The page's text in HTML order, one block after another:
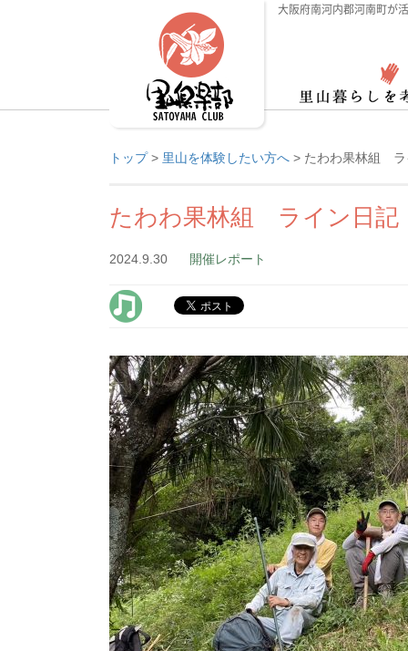
大阪府南河内郡河南町が
トップ> 里山を体験したい方へ > たわわ果林組
たわわ果林組 ライン日
2024.9.30 開催レポート